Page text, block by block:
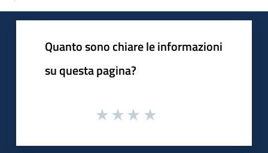
Quanto sono chiare le informazioni
su questa pagina?